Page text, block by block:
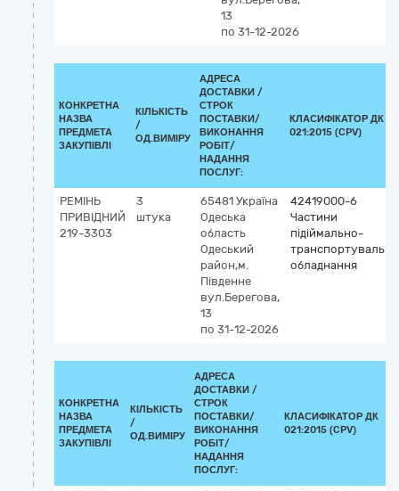
13
по 31-12-2026
КОНКРЕТНА
НАЗВА
ПРЕДМЕТА
ЗАКУПІВЛІ
КІЛЬКІСТЬ
/
ОД.ВИМІРУ
АДРЕСА
ДОСТАВКИ /
СТРОК
ПОСТАВКИ/
ВИКОНАННЯ
РОБІТ/
НАДАННЯ
ПОСЛУГ:
КЛАСИФІКАТОР ДК
021:2015 (CPV)
РЕМІНЬ
ПРИВІДНИЙ
219-3303
3
штука
65481 Україна
Одеська
область
Одеський
район,м.
Південне
вул.Берегова,
13
по 31-12-2026
42419000-6
Частини
підіймально-
обладнання
КОНКРЕТНА
НАЗВА
ПРЕДМЕТА
ЗАКУПІВЛІ
КІЛЬКІСТЬ
/
ОД.ВИМІРУ
АДРЕСА
ДОСТАВКИ /
СТРОК
ПОСТАВКИ/
ВИКОНАННЯ
РОБІТ/
НАДАННЯ
ПОСЛУГ:
КЛАСИФІКАТОР ДК
021:2015 (CPV)